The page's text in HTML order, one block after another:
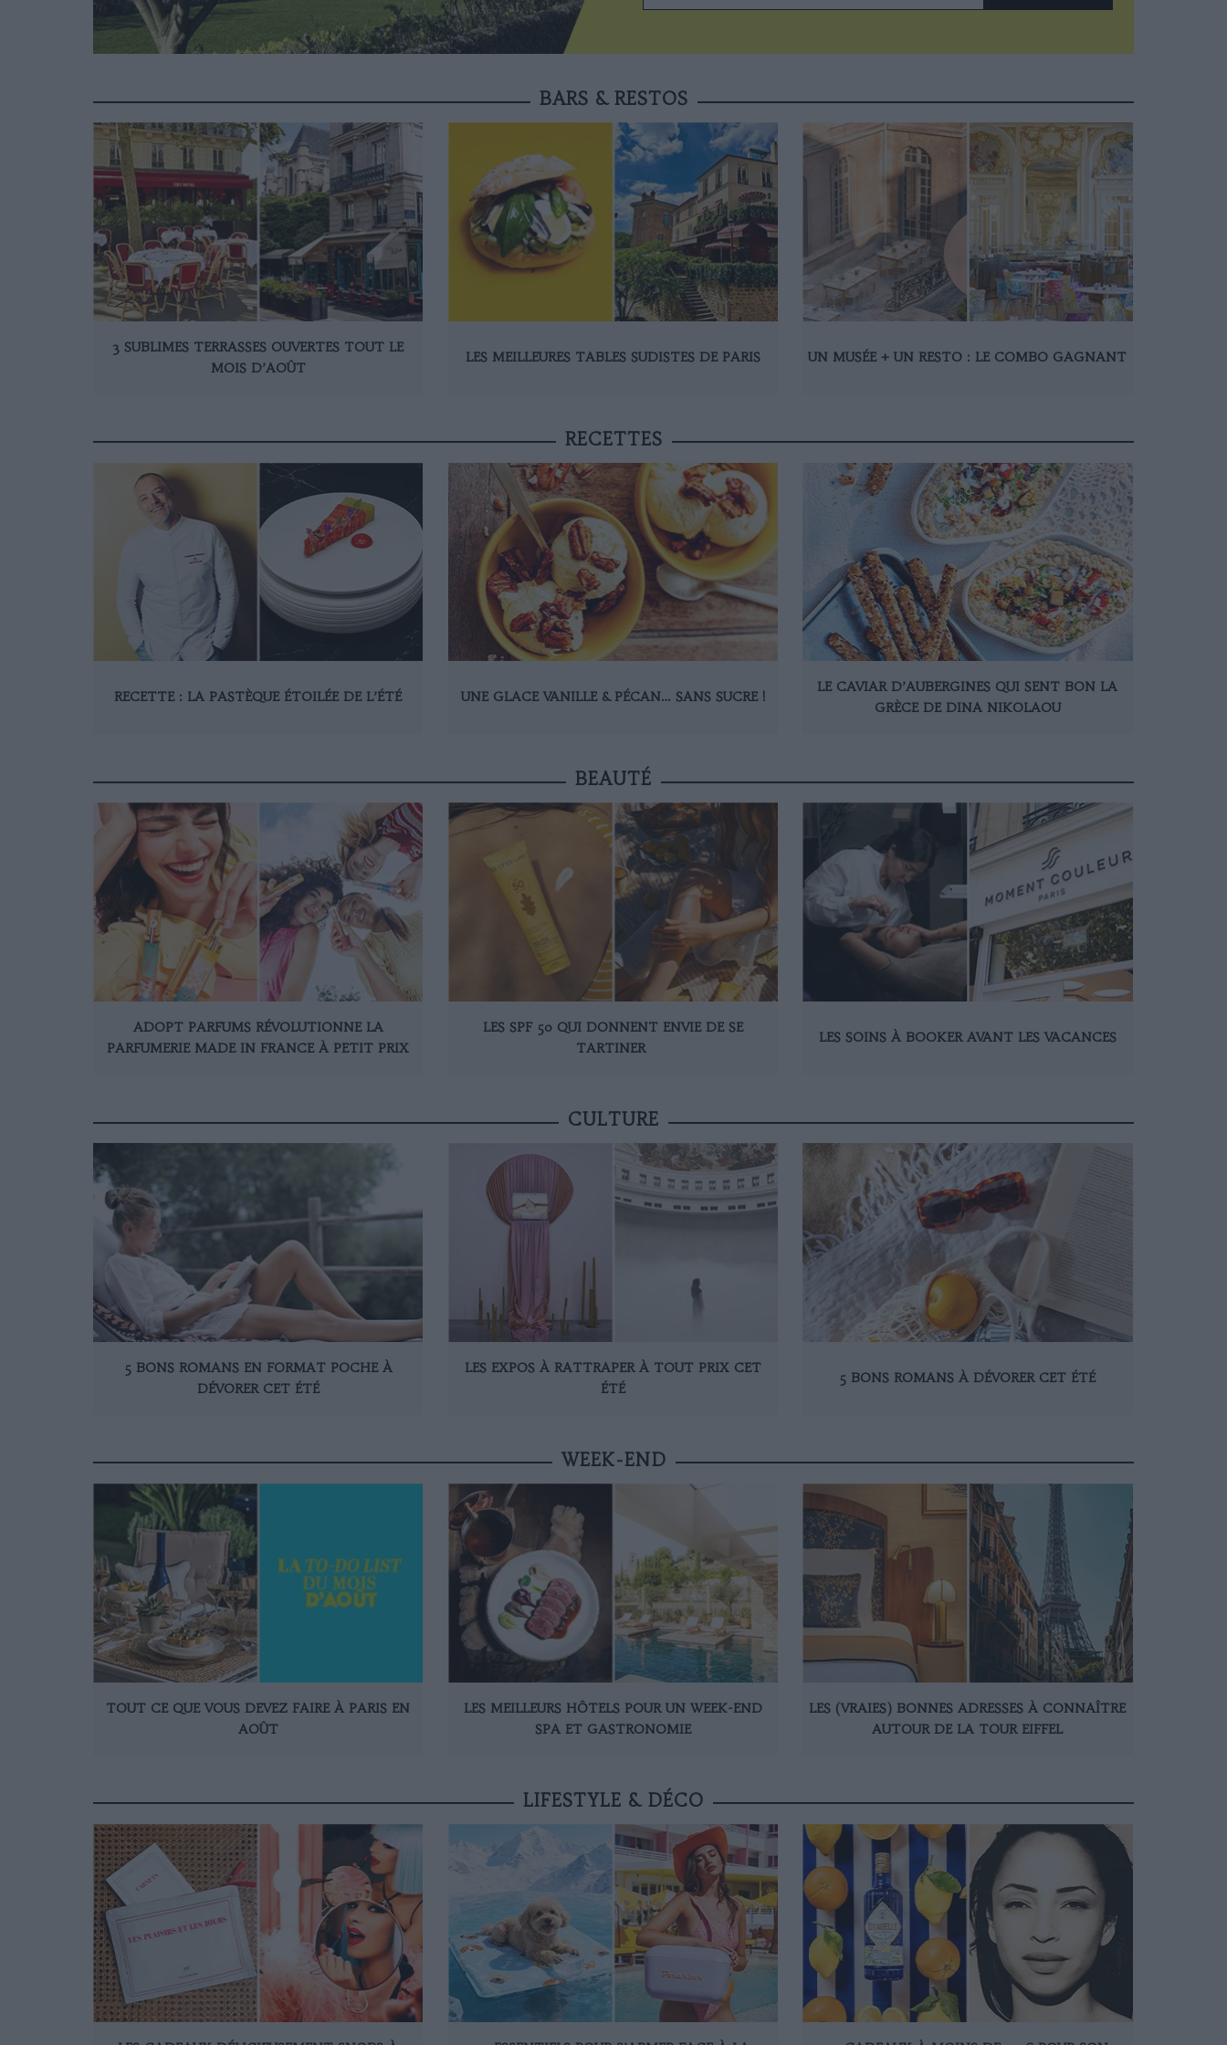
BARS & RESTOS
3 SUBLIMES TERRASSES OUVERTES TOUT LE
MOIS D’AOÛT
LES MEILLEURES TABLES SUDISTES DE PARIS UN MUSÉE + UN RESTO : LE COMBO GAGNANT
RECETTES
RECETTE : LA PASTÈQUE ÉTOILÉE DE L’ÉTÉ UNE GLACE VANILLE & PÉCAN… SANS SUCRE !
LE CAVIAR D’AUBERGINES QUI SENT BON LA
GRÈCE DE DINA NIKOLAOU
BEAUTÉ
ADOPT PARFUMS RÉVOLUTIONNE LA
PARFUMERIE MADE IN FRANCE À PETIT PRIX
LES SPF 50 QUI DONNENT ENVIE DE SE
TARTINER
LES SOINS À BOOKER AVANT LES VACANCES
CULTURE
5 BONS ROMANS EN FORMAT POCHE À
DÉVORER CET ÉTÉ
LES EXPOS À RATTRAPER À TOUT PRIX CET
ÉTÉ
5 BONS ROMANS À DÉVORER CET ÉTÉ
WEEK-END
TOUT CE QUE VOUS DEVEZ FAIRE À PARIS EN
AOÛT
LES MEILLEURS HÔTELS POUR UN WEEK-END
SPA ET GASTRONOMIE
LES (VRAIES) BONNES ADRESSES À CONNAÎTRE
AUTOUR DE LA TOUR EIFFEL
LIFESTYLE & DÉCO